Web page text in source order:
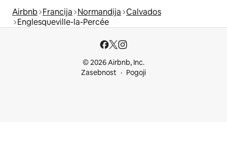
Airbnb Francija Normandija Calvados
Englesqueville-la-Percée
© 2026 Airbnb, Inc.
Zasebnost
Pogoji